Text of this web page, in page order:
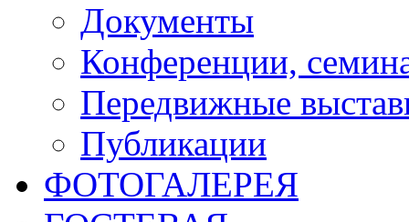
Документы
Конференции,
Передвижные
Публикации
ФОТОГАЛЕРЕЯ